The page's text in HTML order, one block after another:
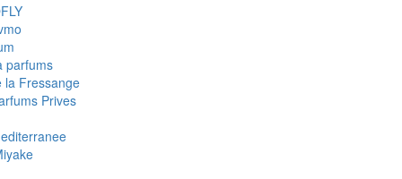
parfums
la Fressange
Prives